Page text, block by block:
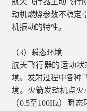
航天飞行器主动飞行
动机燃烧参数不稳定
机振动的特性。
（3）瞬态环境
航天飞行器的运动
境。发射过程中各种
境。火箭发动机点火
（0.5至100Hz）瞬